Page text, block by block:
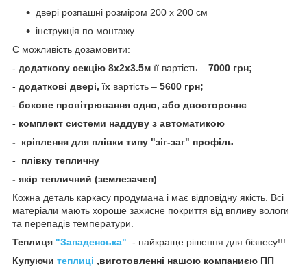
двері розпашні розміром 200 х 200 см
інструкція по монтажу
Є можливість дозамовити:
- додаткову секцію 8х2х3.5м її вартість – 7000 грн;
- додаткові двері, їх вартість – 5600 грн;
- бокове провітрювання одно, або двостороннє
- комплект системи наддуву з автоматикою
- кріплення для плівки типу "зіг-заг" профіль
- плівку тепличну
- якір тепличний (землезачеп)
Кожна деталь каркасу продумана і має відповідну якість. Всі
матеріали мають хороше захисне покриття від впливу вологи
та перепадів температури.
Теплиця "Западенська" - найкраще рішення для бізнесу!!!
Купуючи теплиці ,виготовленні нашою компаниєю ПП